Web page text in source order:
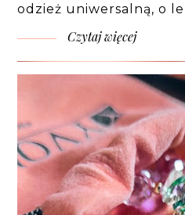
odzież uniwersalną, o
Czytaj więcej